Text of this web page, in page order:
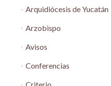
Arquidiócesis de Yucatán
Arzobispo
Avisos
Conferencias